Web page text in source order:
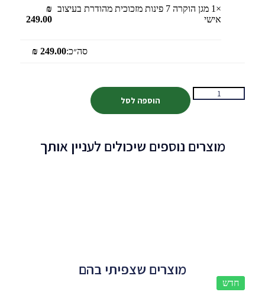
×1
מגן הוקרה 7 פינות מזכוכית מהודרת בעיצוב
אישי
₪
249.00
סה״כ: ₪ 249.00
הוספה לסל
מוצרים נוספים שיכולים לעניין אותך
מוצרים שצפיתי בהם
חדש
חדש